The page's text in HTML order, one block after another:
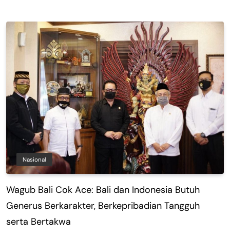
Nasional
Wagub Bali Cok Ace: Bali dan Indonesia Butuh
Generus Berkarakter, Berkepribadian Tangguh
serta Bertakwa